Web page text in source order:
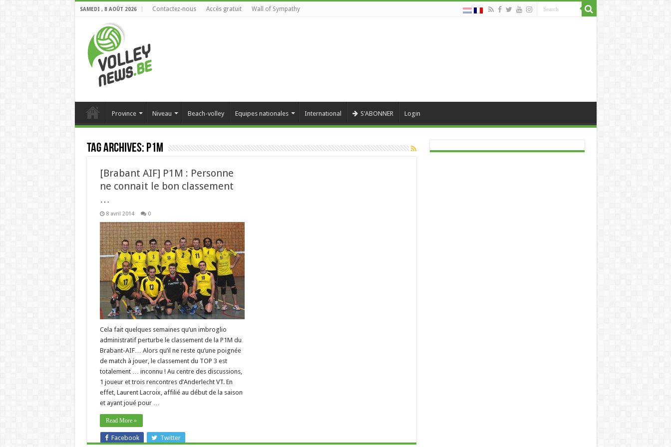
SAMEDI , 8 AOÛT 2026 Contactez-nous Accès gratuit Wall of Sympathy
Province Niveau Beach-volley Equipes nationales International S’ABONNER Login
Tag Archives: P1M
[Brabant AIF] P1M : Personne
ne connait le bon classement
…
8 avril 2014 0
Cela fait quelques semaines qu’un imbroglio
administratif perturbe le classement de la P1M du
Brabant-AIF… Alors qu’il ne reste qu’une poignée
de match à jouer, le classement du TOP 3 est
totalement … inconnu ! Au centre des discussions,
1 joueur et trois rencontres d’Anderlecht VT. En
effet, Laurent Lacroix, affilié au début de la saison
et ayant joué pour …
Read More »
Facebook Twitter